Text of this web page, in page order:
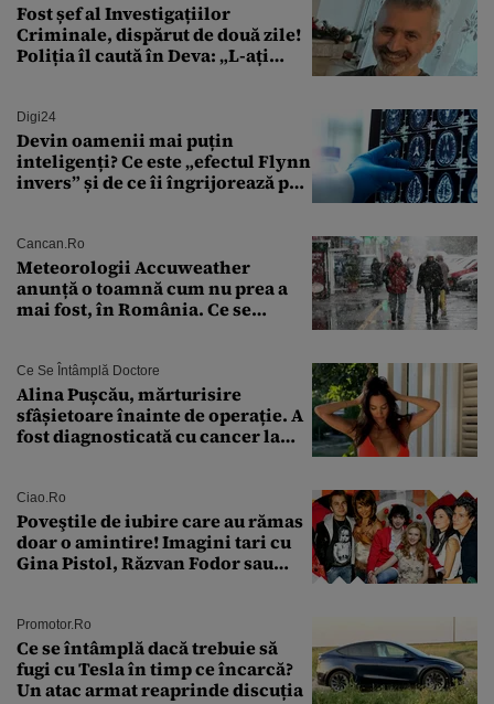
Fost șef al Investigațiilor
Criminale, dispărut de două zile!
Poliția îl caută în Deva: „L-ați
Digi24
Devin oamenii mai puțin
inteligenți? Ce este „efectul Flynn
invers” și de ce îi îngrijorează pe
Cancan.ro
Meteorologii Accuweather
anunță o toamnă cum nu prea a
mai fost, în România. Ce se
București. Pe ce dată ninge
Ce Se Întâmplă Doctore
Alina Pușcău, mărturisire
sfâșietoare înainte de operație. A
fost diagnosticată cu cancer la
îmi salvez viața”
Ciao.ro
Poveştile de iubire care au rămas
doar o amintire! Imagini tari cu
Gina Pistol, Răzvan Fodor sau
Promotor.ro
Ce se întâmplă dacă trebuie să
fugi cu Tesla în timp ce încarcă?
Un atac armat reaprinde discuția